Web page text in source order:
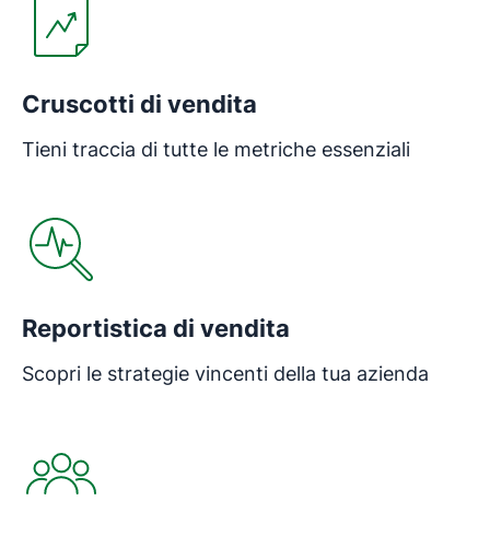
Cruscotti di vendita
Tieni traccia di tutte le metriche essenziali
Reportistica di vendita
Scopri le strategie vincenti della tua azienda